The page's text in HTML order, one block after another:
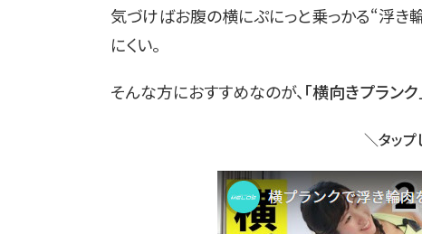
気づけばお腹の横にぷにっと乗っかる“浮き
にくい。
そんな方におすすめなのが、「横向きプランク
＼タッ